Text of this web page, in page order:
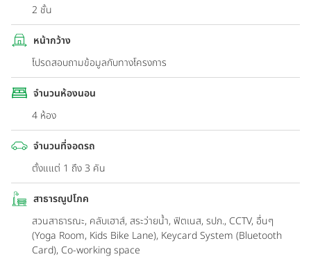
2 ชั้น
หน้ากว้าง
โปรดสอบถามข้อมูลกับทางโครงการ
จำนวนห้องนอน
4 ห้อง
จำนวนที่จอดรถ
ตั้งแแต่ 1 ถึง 3 คัน
สาธารณูปโภค
สวนสาธารณะ, คลับเฮาส์, สระว่ายน้ำ, ฟิตเนส, รปภ., CCTV, อื่นๆ
(Yoga Room, Kids Bike Lane), Keycard System (Bluetooth
Card), Co-working space